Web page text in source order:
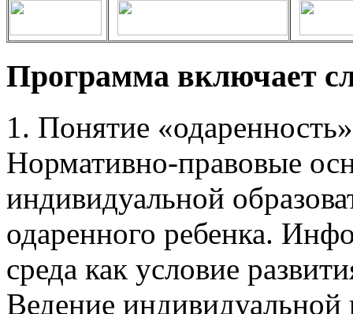
Программа включает
1. Понятие
Нормативно-правовые
индивидуальной
одаренного ребенка.
среда как условие
Ведение